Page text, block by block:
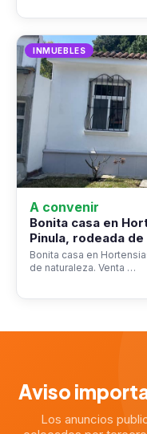
INMUEBLES
A convenir
Bonita casa en
Pinula, rodeada
Bonita casa en
de naturaleza. Venta …
Aviso
Los anuncios